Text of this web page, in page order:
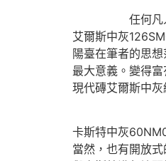
任何凡人來
艾爾斯中灰
陽臺在筆者的思
最大意義。變得
現代磚艾爾斯中
卡斯特中灰
當然，也有開放